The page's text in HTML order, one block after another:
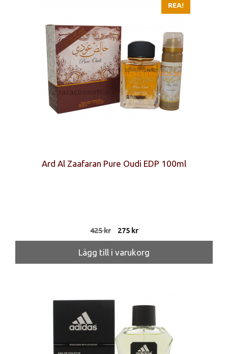
REA!
Ard Al Zaafaran Pure Oudi EDP 100ml
425kr
Det
ursprungliga
priset
var:
275 krDet
nuvarande
priset
är:
Lägg till i varukorg